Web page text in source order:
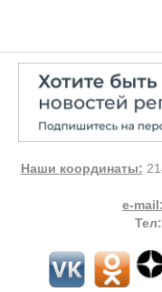
Наши координаты:
e-mail:
Тел: